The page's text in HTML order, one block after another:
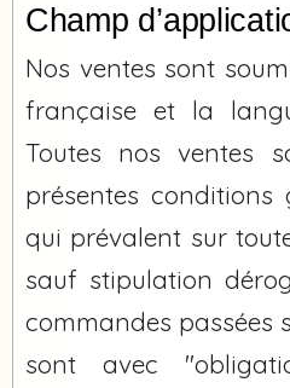
Champ
Nos ventes sont
française et la
Toutes nos ventes
présentes conditions
qui prévalent sur
sauf stipulation
commandes passées
sont avec